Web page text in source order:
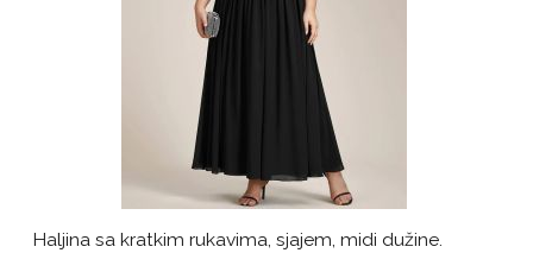
Haljina sa kratkim rukavima, sjajem, midi dužine.